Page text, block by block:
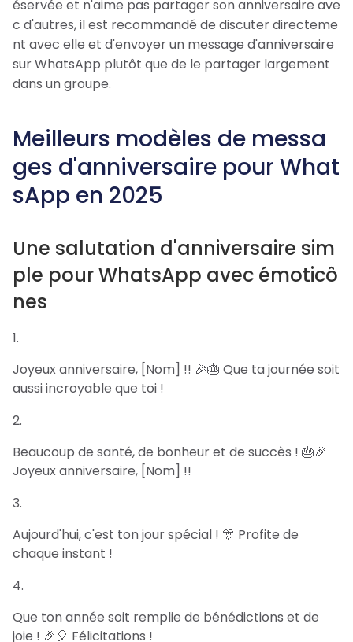
éservée et n'aime pas partager son anniversaire ave
c d'autres, il est recommandé de discuter directeme
nt avec elle et d'envoyer un message d'anniversaire
sur WhatsApp plutôt que de le partager largement
dans un groupe.
Meilleurs modèles de messa
ges d'anniversaire pour What
sApp en 2025
Une salutation d'anniversaire sim
ple pour WhatsApp avec émoticô
nes
Joyeux anniversaire, [Nom] !! 🎉🎂 Que ta journée soit
aussi incroyable que toi !
Beaucoup de santé, de bonheur et de succès ! 🎂🎉
Joyeux anniversaire, [Nom] !!
Aujourd'hui, c'est ton jour spécial ! 🎊 Profite de
chaque instant !
Que ton année soit remplie de bénédictions et de
joie ! 🎉🎈 Félicitations !